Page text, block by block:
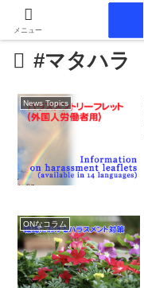
#マタハラ
News Topics
ONなコラム
メニュー